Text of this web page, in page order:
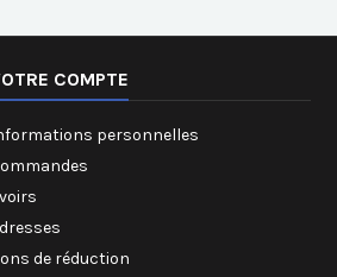
COMPTE
personnelles
de réduction